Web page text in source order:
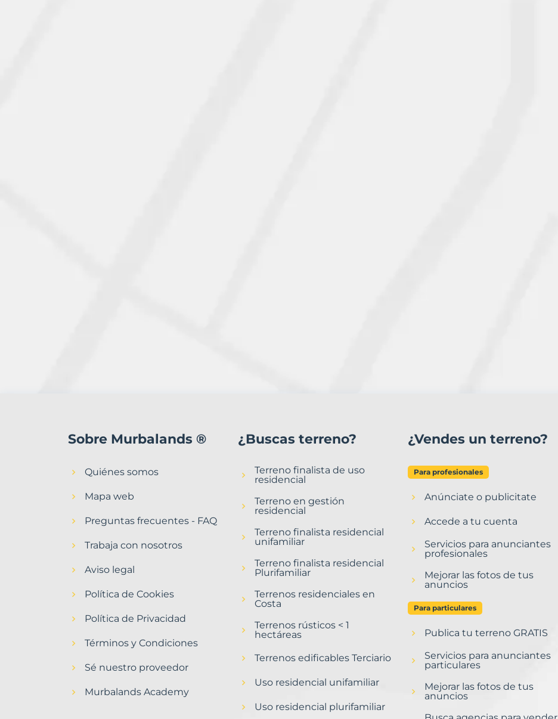
Sanchidrián
Sobre Murbalands ®
Quiénes somos
Mapa web
Preguntas frecuentes - FAQ
Trabaja con nosotros
Aviso legal
Política de Cookies
Política de Privacidad
Términos y Condiciones
Sé nuestro proveedor
Murbalands Academy
¿Buscas terreno?
Terreno finalista de uso
residencial
Terreno en gestión
residencial
Terreno finalista residencial
unifamiliar
Terreno finalista residencial
Plurifamiliar
Terrenos residenciales en
Costa
Terrenos rústicos < 1
hectáreas
Terrenos edificables Terciario
Uso residencial unifamiliar
Uso residencial plurifamiliar
¿Vendes un terreno?
Para profesionales
Anúnciate o publicitate
Accede a tu cuenta
Servicios para anunciantes
profesionales
Mejorar las fotos de tus
anuncios
Para particulares
Publica tu terreno GRATIS
Servicios para anunciantes
particulares
Mejorar las fotos de tus
anuncios